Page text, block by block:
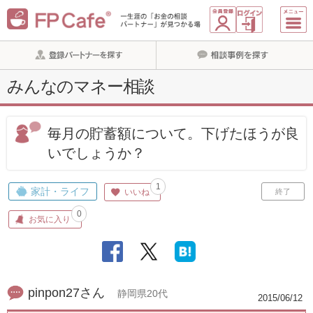
みんなのマネー相談
毎月の貯蓄額について。下げたほうが良
いでしょうか？
家計・ライフ いいね
1
お気に入り
0
終了
pinpon27さん 静岡県20代 2015/06/12